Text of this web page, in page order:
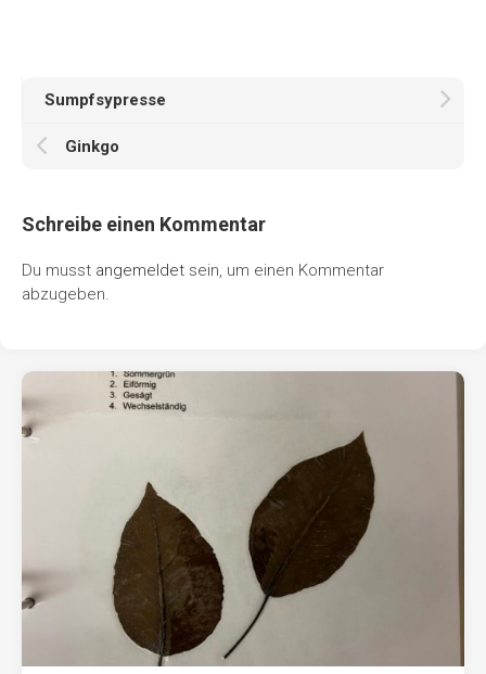
Sumpfsypresse
Ginkgo
Schreibe einen Kommentar
Du musst angemeldet sein, um einen Kommentar
abzugeben.